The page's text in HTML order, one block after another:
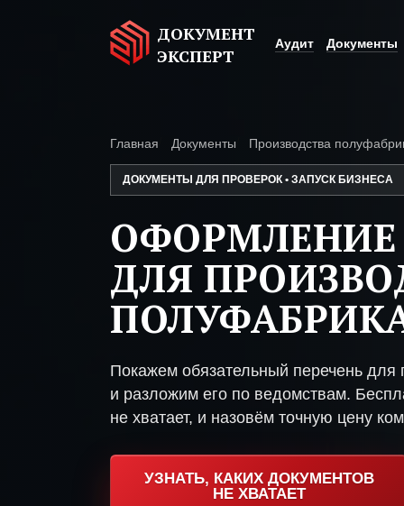
ДОКУМЕНТ
ЭКСПЕРТ
Аудит Документы
Главная Документы Производства
ДОКУМЕНТЫ ДЛЯ ПРОВЕРОК • ЗАПУСК БИЗНЕСА
ДЛЯ
Покажем обязательный перечень для
и разложим его по ведомствам.
не хватает, и назовём точную цену
УЗНАТЬ, КАКИХ ДОКУМЕНТОВ
НЕ ХВАТАЕТ